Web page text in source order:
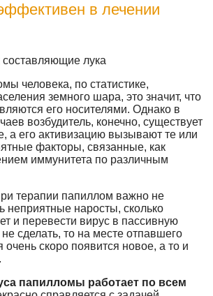
в лечении
человека, по статистике,
земного шара, это значит, что
его носителями. Однако в
возбудитель, конечно, существует
а его активизацию вызывают те или
факторы, связанные, как
иммунитета по различным
терапии папиллом важно не
неприятные наросты, сколько
и перевести вирус в пассивную
сделать, то на месте отпавшего
очень скоро появится новое, а то и
папилломы работает по всем